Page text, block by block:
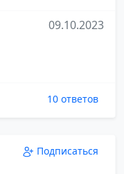
09.10.2023
10 ответов
Подписаться